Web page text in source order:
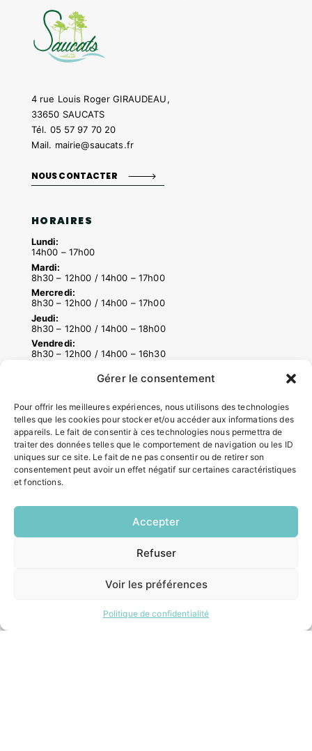
Gérer le consentement
Pour offrir les meilleures expériences, nous utilisons des technologies
telles que les cookies pour stocker et/ou accéder aux informations des
appareils. Le fait de consentir à ces technologies nous permettra de
traiter des données telles que le comportement de navigation ou les ID
uniques sur ce site. Le fait de ne pas consentir ou de retirer son
consentement peut avoir un effet négatif sur certaines caractéristiques
et fonctions.
Accepter
Refuser
Voir les préférences
Politique de confidentialité
4 rue Louis Roger GIRAUDEAU,
33650 SAUCATS
Tél. 05 57 97 70 20
Mail. mairie@saucats.fr
NOUS CONTACTER
HORAIRES
Lundi:
14h00 – 17h00
Mardi:
8h30 – 12h00 / 14h00 – 17h00
Mercredi:
8h30 – 12h00 / 14h00 – 17h00
Jeudi:
8h30 – 12h00 / 14h00 – 18h00
Vendredi:
8h30 – 12h00 / 14h00 – 16h30
ACCÉS RAPIDES
Contacter la mairie
Pôle santé
Le Saucatais
Formalités administratives
Restauration scolaire
Politique de confidentialité